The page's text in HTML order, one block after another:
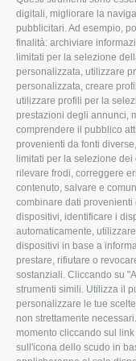
digitali, migliorare la
pubblicitari. Ad esempio,
finalità: archiviare
limitati per la selezione
personalizzata, utilizzare
personalizzata, creare
utilizzare profili per la
prestazioni degli annunci,
comprendere il pubblico
provenienti da fonti
limitati per la selezione
rilevare frodi, correggere
contenuto, salvare e
combinare dati
dispositivi, identificare i
automaticamente,
dispositivi in base a
prestare, rifiutare o
sostanziali. Cliccando su
strumenti simili. Utilizza il
personalizzare le tue
non strettamente
momento cliccando sul
sull'icona dello scudo in
ROVIGO
L'Associazione
Missione e Progetto
Organigramma
I Nostri Servizi
Uffici della Sede
provinciale
Le Sedi di Zona
Agricoltori S.r.l.
Whistleblowing
Confagricoltura
Agricoltori srl